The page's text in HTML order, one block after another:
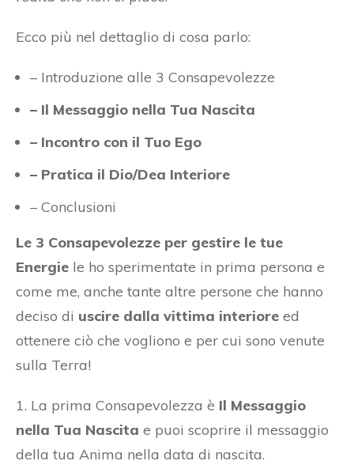
Ecco più nel dettaglio di cosa parlo:
– Introduzione alle 3 Consapevolezze
– Il Messaggio nella Tua Nascita
– Incontro con il Tuo Ego
– Pratica il Dio/Dea Interiore
– Conclusioni
Le 3 Consapevolezze per gestire le tue
Energie le ho sperimentate in prima persona e
come me, anche tante altre persone che hanno
deciso di uscire dalla vittima interiore ed
ottenere ciò che vogliono e per cui sono venute
sulla Terra!
1. La prima Consapevolezza è Il Messaggio
nella Tua Nascita e puoi scoprire il messaggio
della tua Anima nella data di nascita.